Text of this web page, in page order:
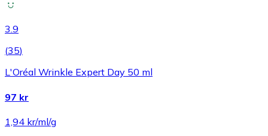
3.9
(35)
L'Oréal Wrinkle Expert Day 50 ml
97 kr
1,94 kr/ml/g